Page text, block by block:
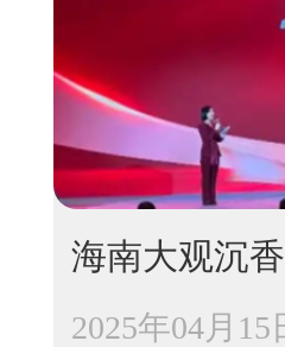
海南大观沉
2025年04月15